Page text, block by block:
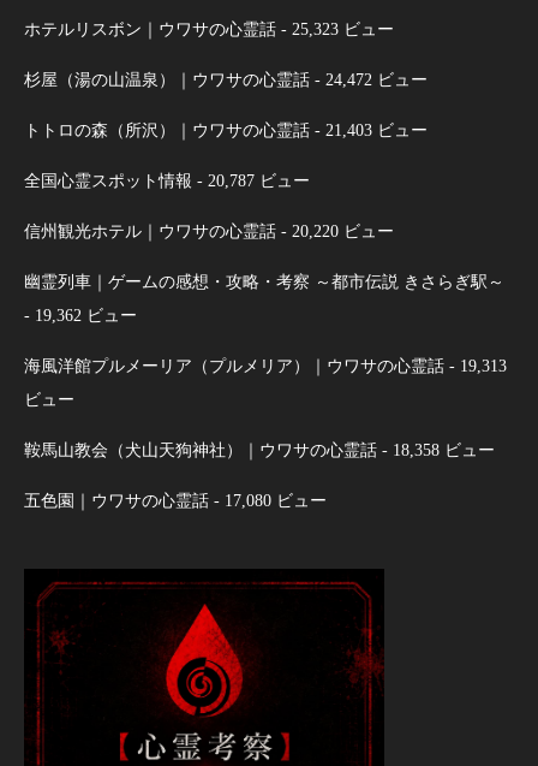
ホテルリスボン｜ウワサの心霊話 - 25,323 ビュー
杉屋（湯の山温泉）｜ウワサの心霊話 - 24,472 ビュー
トトロの森（所沢）｜ウワサの心霊話 - 21,403 ビュー
全国心霊スポット情報 - 20,787 ビュー
信州観光ホテル｜ウワサの心霊話 - 20,220 ビュー
幽霊列車｜ゲームの感想・攻略・考察 ～都市伝説 きさらぎ駅～
- 19,362 ビュー
海風洋館プルメーリア（プルメリア）｜ウワサの心霊話 - 19,313
ビュー
鞍馬山教会（犬山天狗神社）｜ウワサの心霊話 - 18,358 ビュー
五色園｜ウワサの心霊話 - 17,080 ビュー